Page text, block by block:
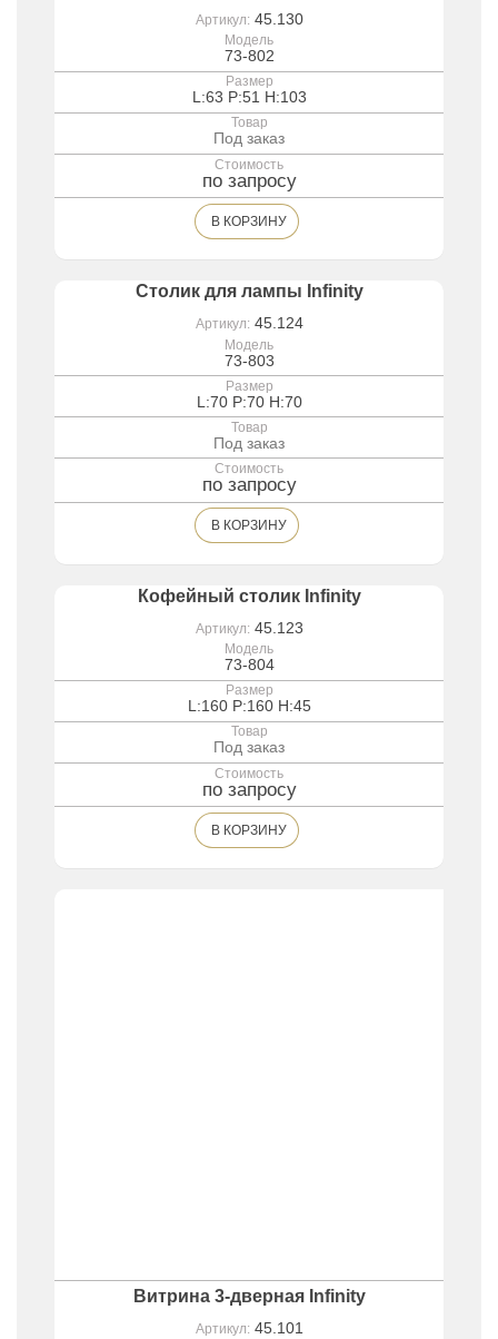
Артикул: 45.130
Модель
73-802
Размер
L:63 P:51 H:103
Товар
Под заказ
Стоимость
по запросу
В КОРЗИНУ
Столик для лампы Infinity
Артикул: 45.124
Модель
73-803
Размер
L:70 P:70 H:70
Товар
Под заказ
Стоимость
по запросу
В КОРЗИНУ
Кофейный столик Infinity
Артикул: 45.123
Модель
73-804
Размер
L:160 P:160 H:45
Товар
Под заказ
Стоимость
по запросу
В КОРЗИНУ
Витрина 3-дверная Infinity
Артикул: 45.101